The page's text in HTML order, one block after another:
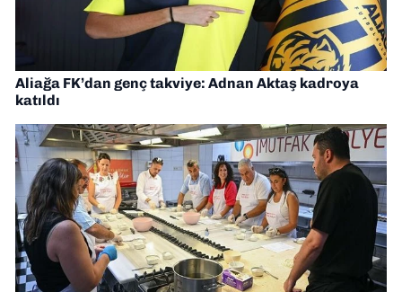
Aliağa FK’dan genç takviye: Adnan Aktaş kadroya
katıldı